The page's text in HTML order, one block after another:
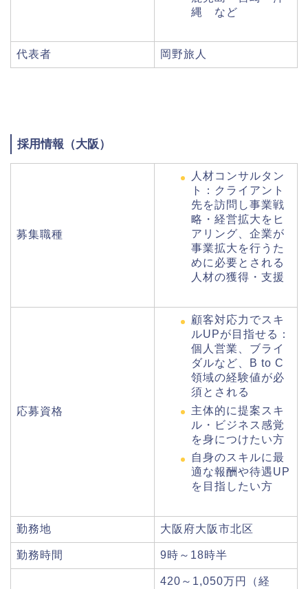
縄 など
代表者 岡野旅人
採用情報（大阪）
募集職種
人材コンサルタン
ト：クライアント
先を訪問し事業戦
略・経営拡大をヒ
アリング、企業が
事業拡大を行うた
めに必要とされる
人材の獲得・支援
応募資格
顧客対応力でスキ
ルUPが目指せる：
個人営業、ブライ
ダルなど、B to C
領域の経験値が必
須とされる
主体的に提案スキ
ル・ビジネス感覚
を身につけたい方
自身のスキルに最
適な報酬や待遇UP
を目指したい方
勤務地 大阪府大阪市北区
勤務時間 9時～18時半
420～1,050万円（経